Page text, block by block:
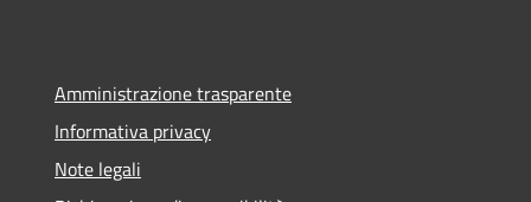
Amministrazione trasparente
Informativa privacy
Note legali